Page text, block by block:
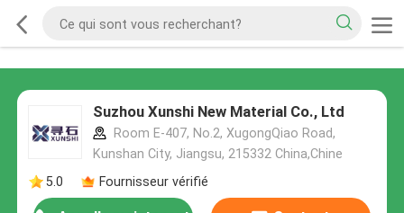
Suzhou Xunshi New Material Co., Ltd
Room E-407, No.2, XugongQiao Road,
Kunshan City, Jiangsu, 215332 China,Chine
5.0
Fournisseur vérifié